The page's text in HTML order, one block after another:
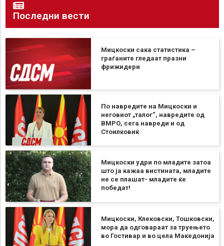
Последни вести
Мицкоски сака статистика –
граѓаните гледаат празни
фрижидери
По навредите на Мицкоски и
неговиот „талог“, навредите од
ВМРО, сега навреди и од
Стоилковиќ
Мицкоски удри по младите затоа
што ја кажаа вистината, младите
не се плашат- младите ќе
победат!
Мицкоски, Клековски, Тошковски,
мора да одговараат за труењето
во Гостивар и во цела Македонија